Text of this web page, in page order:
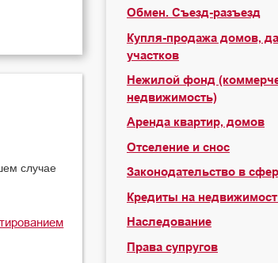
случае
Обмен. Съезд-разъезд
Купля-продажа домов,
участков
Нежилой фонд
недвижимость)
Аренда квартир, домов
Отселение и снос
Законодательство в
Кредиты на
Наследование
Права супругов